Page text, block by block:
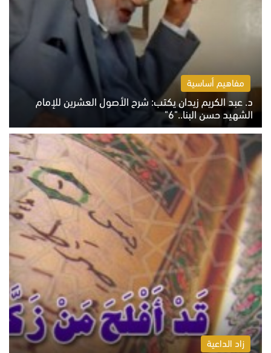
مفاهيم أساسية
د. عبد الكريم زيدان يكتب: شرح الأصول العشرين للإمام
الشهيد حسن البنا.."6"
الاثنين 10 أغسطس 2026 10:48 ص
زاد الداعية